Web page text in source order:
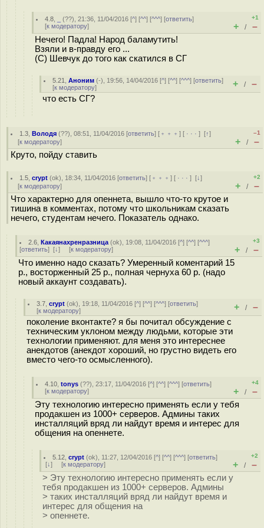
4.8 (??), 21:36, 11/04/2016 [^] [^^] [^^^] [ответить]
[к модератору]
+1
+ / –
Нечего! Падла! Народ баламутить!
Взяли и в-правду его ...
(С) Шевчук до того как скатился в СГ
5.21 ,Аноним (-), 19:56, 14/04/2016 [^] [^^] [^^^] [ответить]
[к модератору] + / –
что есть СГ?
1.3 ,Володя (??), 08:51, 11/04/2016 [ответить] [ ﹢﹢﹢] [ · · ·][↑]
[к модератору]
–1
+ / –
Круто, пойду ставить
1.5 ,crypt (ok), 18:34, 11/04/2016 [ответить] [ ﹢﹢﹢] [ · · ·][↓]
[к модератору]
+2
+ / –
Что характерно для опеннета, вышло что-то крутое и
тишина в комментах, потому что школьникам сказать
нечего, студентам нечего. Показатель однако.
2.6 ,Какаянахренразница (ok), 19:08, 11/04/2016 [^] [^^] [^^^]
[ответить] [↓] [к модератору]
+3
+ / –
Что именно надо сказать? Умеренный коментарий 15
р., восторженный 25 р., полная чернуха 60 р. (надо
новый аккаунт создавать).
3.7 ,crypt (ok), 19:18, 11/04/2016 [^] [^^] [^^^] [ответить]
[к модератору] + / –
поколение вконтакте? я бы почитал обсуждение с
техническим уклоном между людьми, которые эти
технологии применяют. для меня это интереснее
анекдотов (анекдот хороший, но грустно видеть его
вместо чего-то осмысленного).
4.10 ,tonys (??), 23:17, 11/04/2016 [^] [^^] [^^^] [ответить]
[к модератору]
+4
+ / –
Эту технологию интересно применять если у тебя
продакшен из 1000+ серверов. Админы таких
инсталляций вряд ли найдут время и интерес для
общения на опеннете.
5.12 ,crypt (ok), 11:27, 12/04/2016 [^] [^^] [^^^] [ответить]
[↓] [к модератору]
+2
+ / –
> Эту технологию интересно применять если у
тебя продакшен из 1000+ серверов. Админы
> таких инсталляций вряд ли найдут время и
интерес для общения на
> опеннете.